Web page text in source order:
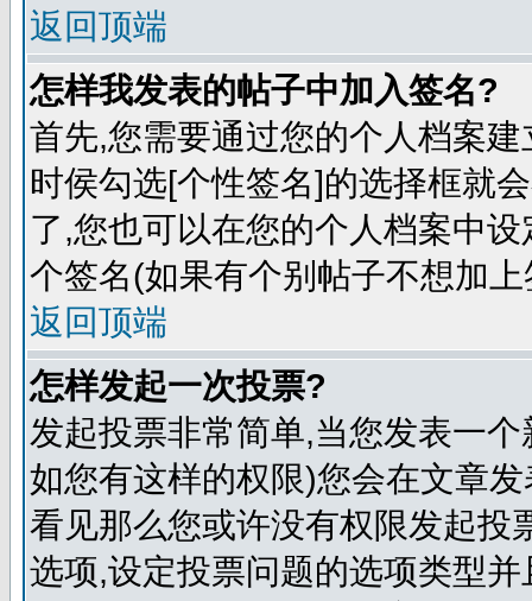
返回顶端
怎样我发表的帖子中加入签名?
首先,您需要通过您的个人档案
时侯勾选[个性签名]的选择框就
了,您也可以在您的个人档案中
个签名(如果有个别帖子不想加
返回顶端
怎样发起一次投票?
发起投票非常简单,当您发表一
如您有这样的权限)您会在文章
看见那么您或许没有权限发起投
选项,设定投票问题的选项类型